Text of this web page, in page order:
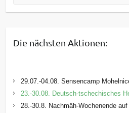
Die nächsten Aktionen:
29.07.-04.08. Sensencamp
23.-30.08. Deutsch-tschechisches
28.-30.8. Nachmäh-Wochenende